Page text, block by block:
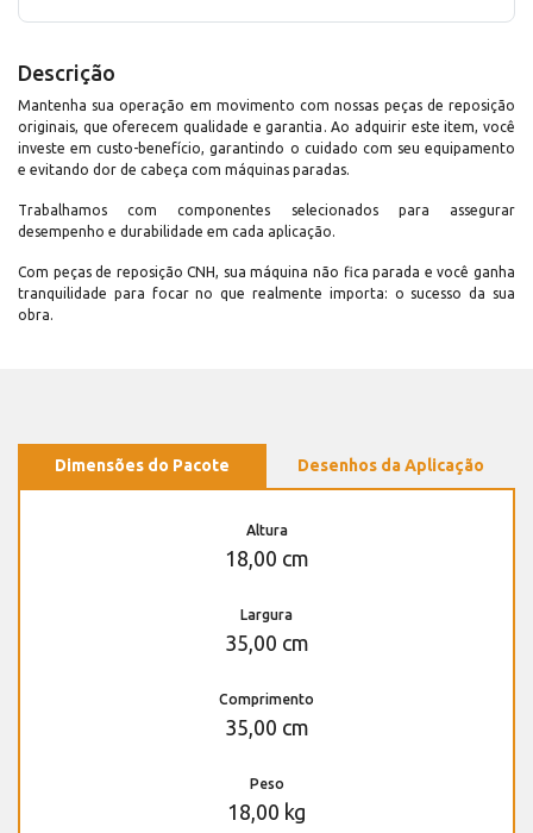
Descrição
Mantenha sua operação em movimento com nossas peças de reposição
originais, que oferecem qualidade e garantia. Ao adquirir este item, você
investe em custo-benefício, garantindo o cuidado com seu equipamento
e evitando dor de cabeça com máquinas paradas.
Trabalhamos com componentes selecionados para assegurar
desempenho e durabilidade em cada aplicação.
Com peças de reposição CNH, sua máquina não fica parada e você ganha
tranquilidade para focar no que realmente importa: o sucesso da sua
obra.
Dimensões do Pacote Desenhos da Aplicação
Altura
18,00 cm
Largura
35,00 cm
Comprimento
35,00 cm
Peso
18,00 kg